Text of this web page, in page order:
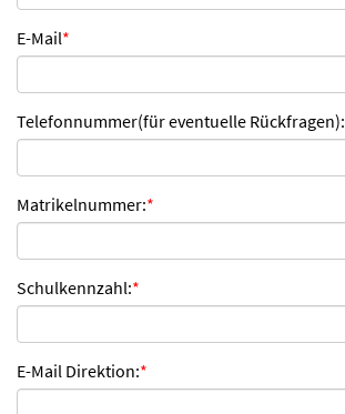
E-Mail*
Telefonnummer(für eventuelle Rückfragen):
Matrikelnummer:*
Schulkennzahl:*
E-Mail Direktion:*